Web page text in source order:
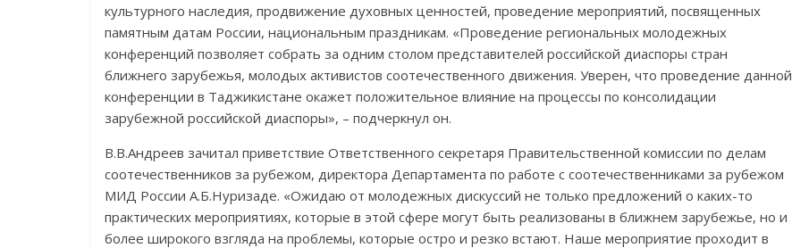
культурного наследия, продвижение духовных ценностей, проведение мероприятий, посвященных
памятным датам России, национальным праздникам. «Проведение региональных молодежных
конференций позволяет собрать за одним столом представителей российской диаспоры стран
ближнего зарубежья, молодых активистов соотечественного движения. Уверен, что проведение данной
конференции в Таджикистане окажет положительное влияние на процессы по консолидации
зарубежной российской диаспоры», – подчеркнул он.
В.В.Андреев зачитал приветствие Ответственного секретаря Правительственной комиссии по делам
соотечественников за рубежом, директора Департамента по работе с соотечественниками за рубежом
МИД России А.Б.Нуризаде. «Ожидаю от молодежных дискуссий не только предложений о каких-то
практических мероприятиях, которые в этой сфере могут быть реализованы в ближнем зарубежье, но и
более широкого взгляда на проблемы, которые остро и резко встают. Наше мероприятие проходит в